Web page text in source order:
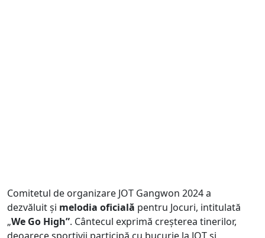
Comitetul de organizare JOT Gangwon 2024 a
dezvăluit și melodia oficială pentru Jocuri, intitulată
„We Go High”. Cântecul exprimă creșterea tinerilor,